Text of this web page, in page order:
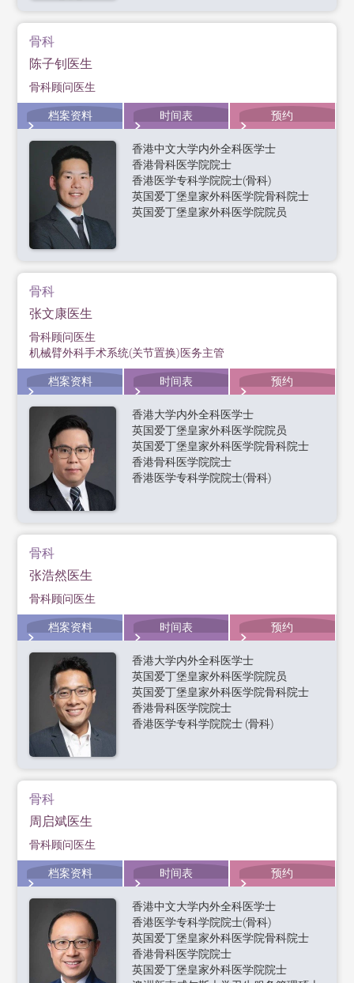
骨科
陈子钊医生
骨科顾问医生
档案资料 时间表 预约
香港中文大学内外全科医学士
香港骨科医学院院士
香港医学专科学院院士(骨科)
英国爱丁堡皇家外科医学院骨科院士
英国爱丁堡皇家外科医学院院员
骨科
张文康医生
骨科顾问医生
机械臂外科手术系统(关节置换)医务主管
档案资料 时间表 预约
香港大学内外全科医学士
英国爱丁堡皇家外科医学院院员
英国爱丁堡皇家外科医学院骨科院士
香港骨科医学院院士
香港医学专科学院院士(骨科)
骨科
张浩然医生
骨科顾问医生
档案资料 时间表 预约
香港大学内外全科医学士
英国爱丁堡皇家外科医学院院员
英国爱丁堡皇家外科医学院骨科院士
香港骨科医学院院士
香港医学专科学院院士 (骨科)
骨科
周启斌医生
骨科顾问医生
档案资料 时间表 预约
香港中文大学内外全科医学士
香港医学专科学院院士(骨科)
英国爱丁堡皇家外科医学院骨科院士
香港骨科医学院院士
英国爱丁堡皇家外科医学院院士